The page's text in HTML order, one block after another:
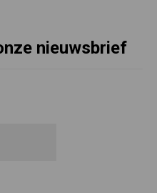
nieuwsbrief